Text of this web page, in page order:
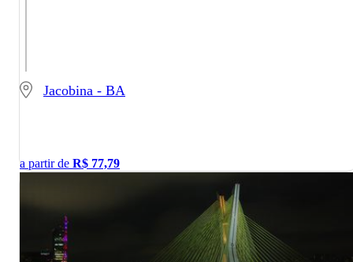
Jacobina - BA
a partir de R$ 77,79